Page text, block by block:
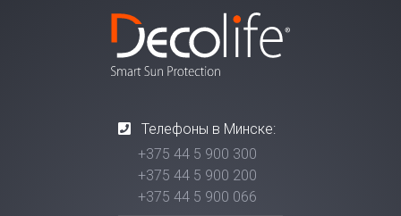
Телефоны в Минске:
+375 44 5 900 300
+375 44 5 900 200
+375 44 5 900 066